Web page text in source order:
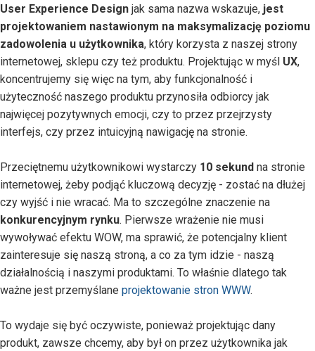
User Experience Design jak sama nazwa wskazuje, jest
projektowaniem nastawionym na maksymalizację poziomu
zadowolenia u użytkownika, który korzysta z naszej strony
internetowej, sklepu czy też produktu. Projektując w myśl UX,
koncentrujemy się więc na tym, aby funkcjonalność i
użyteczność naszego produktu przynosiła odbiorcy jak
najwięcej pozytywnych emocji, czy to przez przejrzysty
interfejs, czy przez intuicyjną nawigację na stronie.
Przeciętnemu użytkownikowi wystarczy 10 sekund na stronie
internetowej, żeby podjąć kluczową decyzję - zostać na dłużej
czy wyjść i nie wracać. Ma to szczególne znaczenie na
konkurencyjnym rynku. Pierwsze wrażenie nie musi
wywoływać efektu WOW, ma sprawić, że potencjalny klient
zainteresuje się naszą stroną, a co za tym idzie - naszą
działalnością i naszymi produktami. To właśnie dlatego tak
ważne jest przemyślane projektowanie stron WWW.
To wydaje się być oczywiste, ponieważ projektując dany
produkt, zawsze chcemy, aby był on przez użytkownika jak